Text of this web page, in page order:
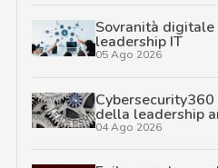
Sovranità
leadership IT
05 Ago 2026
della leadership
04 Ago 2026